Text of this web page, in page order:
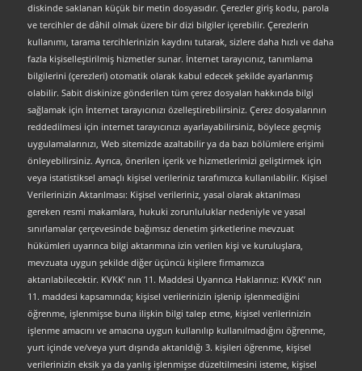
diskinde saklanan küçük bir metin dosyasıdır. Çerezler giriş kodu, parola
ve tercihler de dâhil olmak üzere bir dizi bilgiler içerebilir. Çerezlerin
kullanımı, tarama tercihlerinizin kaydını tutarak, sizlere daha hızlı ve daha
fazla kişiselleştirilmiş hizmetler sunar. İnternet tarayıcınız, tanımlama
bilgilerini (çerezleri) otomatik olarak kabul edecek şekilde ayarlanmış
olabilir. Sabit diskinize gönderilen tüm çerez dosyaları hakkında bilgi
sağlamak için İnternet tarayıcınızı özelleştirebilirsiniz. Çerez dosyalarının
reddedilmesi için internet tarayıcınızı ayarlayabilirsiniz, böylece geçmiş
uygulamalarınızı, Web sitemizde azaltabilir ya da bazı bölümlere erişimi
önleyebilirsiniz. Ayrıca, önerilen içerik ve hizmetlerimizi geliştirmek için
veya istatistiksel amaçlı kişisel verileriniz tarafımızca kullanılabilir. Kişisel
Verilerinizin Aktarılması: Kişisel verileriniz, yasal olarak aktarılması
gereken resmi makamlara, hukuki zorunluluklar nedeniyle ve yasal
sınırlamalar çerçevesinde bağımsız denetim şirketlerine mevzuat
hükümleri uyarınca bilgi aktarımına izin verilen kişi ve kuruluşlara,
mevzuata uygun şekilde diğer üçüncü kişilere firmamızca
aktarılabilecektir. KVKK’ nın 11. Maddesi Uyarınca Haklarınız: KVKK’ nın
11. maddesi kapsamında; kişisel verilerinizin işlenip işlenmediğini
öğrenme, işlenmişse buna ilişkin bilgi talep etme, kişisel verilerinizin
işlenme amacını ve amacına uygun kullanılıp kullanılmadığını öğrenme,
yurt içinde ve/veya yurt dışında aktarıldığı 3. kişileri öğrenme, kişisel
verilerinizin eksik ya da yanlış işlenmişse düzeltilmesini isteme, kişisel